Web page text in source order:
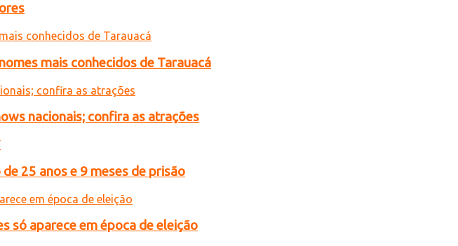
mais conhecidos de Tarauacá
nacionais; confira as atrações
25 anos e 9 meses de prisão
só aparece em época de eleição